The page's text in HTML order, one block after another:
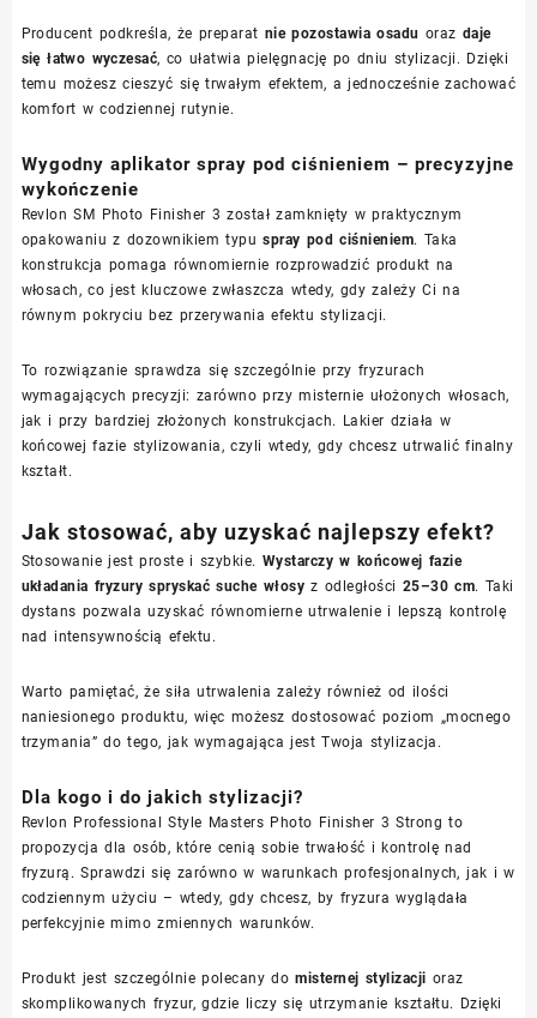
Producent podkreśla, że preparat nie pozostawia osadu oraz daje
się łatwo wyczesać, co ułatwia pielęgnację po dniu stylizacji. Dzięki
temu możesz cieszyć się trwałym efektem, a jednocześnie zachować
komfort w codziennej rutynie.
Wygodny aplikator spray pod ciśnieniem – precyzyjne
wykończenie
Revlon SM Photo Finisher 3 został zamknięty w praktycznym
opakowaniu z dozownikiem typuspray pod ciśnieniem. Taka
konstrukcja pomaga równomiernie rozprowadzić produkt na
włosach, co jest kluczowe zwłaszcza wtedy, gdy zależy Ci na
równym pokryciu bez przerywania efektu stylizacji.
To rozwiązanie sprawdza się szczególnie przy fryzurach
wymagających precyzji: zarówno przy misternie ułożonych włosach,
jak i przy bardziej złożonych konstrukcjach. Lakier działa w
końcowej fazie stylizowania, czyli wtedy, gdy chcesz utrwalić finalny
kształt.
Jak stosować, aby uzyskać najlepszy efekt?
Stosowanie jest proste i szybkie. Wystarczy w końcowej fazie
układania fryzury spryskać suche włosy z odległości 25–30 cm. Taki
dystans pozwala uzyskać równomierne utrwalenie i lepszą kontrolę
nad intensywnością efektu.
Warto pamiętać, że siła utrwalenia zależy również od ilości
naniesionego produktu, więc możesz dostosować poziom „mocnego
trzymania” do tego, jak wymagająca jest Twoja stylizacja.
Dla kogo i do jakich stylizacji?
Revlon Professional Style Masters Photo Finisher 3 Strong to
propozycja dla osób, które cenią sobie trwałość i kontrolę nad
fryzurą. Sprawdzi się zarówno w warunkach profesjonalnych, jak i w
codziennym użyciu – wtedy, gdy chcesz, by fryzura wyglądała
perfekcyjnie mimo zmiennych warunków.
Produkt jest szczególnie polecany domisternej stylizacji oraz
skomplikowanych fryzur, gdzie liczy się utrzymanie kształtu. Dzięki